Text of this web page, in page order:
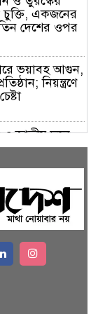
চুক্তি, একজনের
দেশের ওপর
ভয়াবহ আগুন,
নিয়ন্ত্রণে
ও জাতীয় দলে
ক্রীড়া
সহজ
গণঅভ্যুত্থান
ঢল